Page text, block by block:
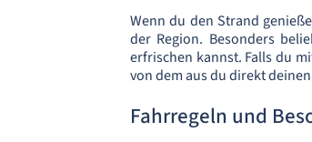
Wenn du den Strand
der Region. Besonders
erfrischen kannst. Falls du
von dem aus du direkt
Fahrregeln und